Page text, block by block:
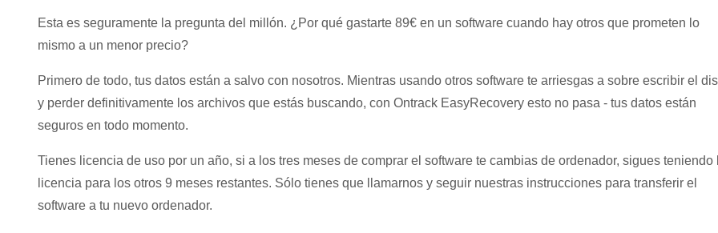
Esta es seguramente la pregunta del millón. ¿Por qué gastarte 89€ en un software cuando hay otros que prometen lo
mismo a un menor precio?
Primero de todo, tus datos están a salvo con nosotros. Mientras usando otros software te arriesgas a sobre escribir el
y perder definitivamente los archivos que estás buscando, con Ontrack EasyRecovery esto no pasa - tus datos están
seguros en todo momento.
Tienes licencia de uso por un año, si a los tres meses de comprar el software te cambias de ordenador, sigues teniendo
licencia para los otros 9 meses restantes. Sólo tienes que llamarnos y seguir nuestras instrucciones para transferir el
software a tu nuevo ordenador.